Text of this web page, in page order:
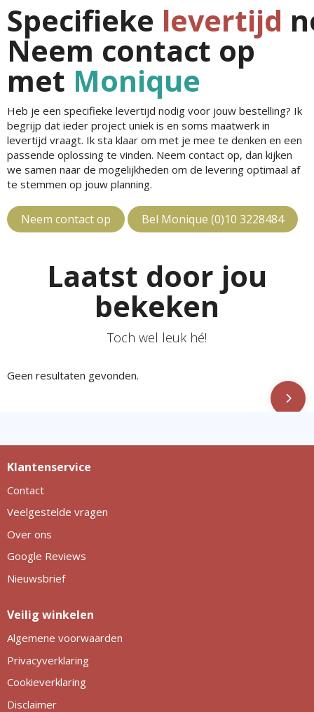
Specifieke levertijd
Neem contact op
met Monique
Heb je een specifieke levertijd nodig voor jouw bestelling? Ik
begrijp dat ieder project uniek is en soms maatwerk in
levertijd vraagt. Ik sta klaar om met je mee te denken en een
passende oplossing te vinden. Neem contact op, dan kijken
we samen naar de mogelijkheden om de levering optimaal af
te stemmen op jouw planning.
Neem contact op Bel Monique (0)10 3228484
Laatst door jou
bekeken
Toch wel leuk hé!
Geen resultaten gevonden.
Klantenservice
Contact
Veelgestelde vragen
Over ons
Google Reviews
Nieuwsbrief
Veilig winkelen
Algemene voorwaarden
Privacyverklaring
Cookieverklaring
Disclaimer